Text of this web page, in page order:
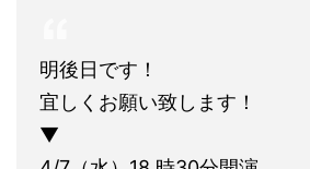
明後日です！
宜しくお願い致します！
▼